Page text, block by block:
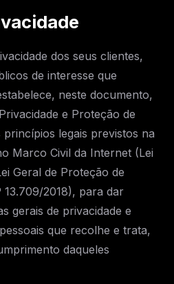
dos seus clientes,
de interesse que
neste documento,
e Proteção de
legais previstos na
Marco Civil da Internet (Lei
Geral de Proteção de
2018), para dar
gerais de privacidade e
que recolhe e trata,
daqueles